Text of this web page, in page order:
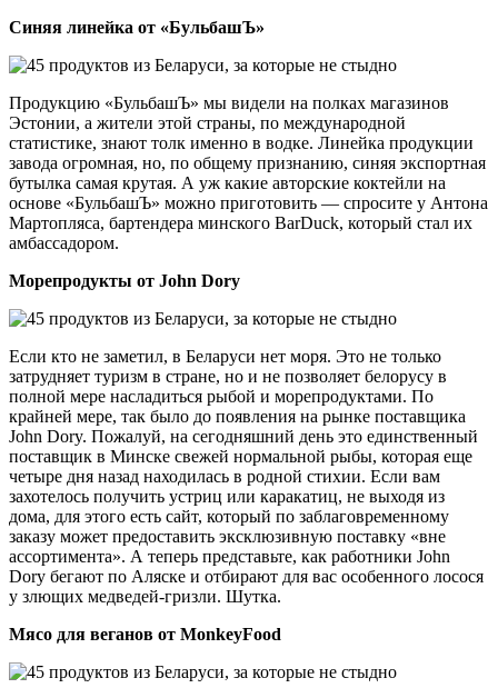
Синяя линейка от «БульбашЪ»
Продукцию «БульбашЪ» мы видели на полках магазинов
Эстонии, а жители этой страны, по международной
статистике, знают толк именно в водке. Линейка продукции
завода огромная, но, по общему признанию, синяя экспортная
бутылка самая крутая. А уж какие авторские коктейли на
основе «БульбашЪ» можно приготовить — спросите у Антона
Мартопляса, бартендера минского BarDuck, который стал их
амбассадором.
Морепродукты от John Dory
Если кто не заметил, в Беларуси нет моря. Это не только
затрудняет туризм в стране, но и не позволяет белорусу в
полной мере насладиться рыбой и морепродуктами. По
крайней мере, так было до появления на рынке поставщика
John Dory. Пожалуй, на сегодняшний день это единственный
поставщик в Минске свежей нормальной рыбы, которая еще
четыре дня назад находилась в родной стихии. Если вам
захотелось получить устриц или каракатиц, не выходя из
дома, для этого есть сайт, который по заблаговременному
заказу может предоставить эксклюзивную поставку «вне
ассортимента». А теперь представьте, как работники John
Dory бегают по Аляске и отбирают для вас особенного лосося
у злющих медведей-гризли. Шутка.
Мясо для веганов от MonkeyFood